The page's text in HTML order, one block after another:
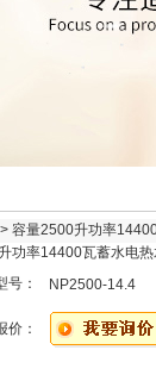
> 容量2500升功率
功率14400瓦蓄水电
号： NP2500-14.4
价：